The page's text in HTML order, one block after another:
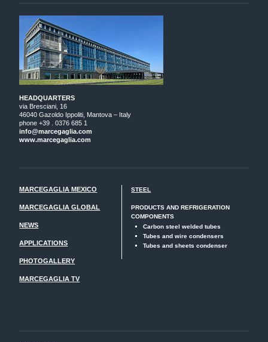
HEADQUARTERS
via Bresciani, 16
46040 Gazoldo Ippoliti, Mantova – Italy
phone +39 . 0376 685 1
info@marcegaglia.com
www.marcegaglia.com
MARCEGAGLIA MEXICO
MARCEGAGLIA GLOBAL
NEWS
APPLICATIONS
PHOTOGALLERY
MARCEGAGLIA TV
STEEL
PRODUCTS AND REFRIGERATION
COMPONENTS
Carbon steel welded tubes
Tubes and wire condensers
Tubes and sheets condenser